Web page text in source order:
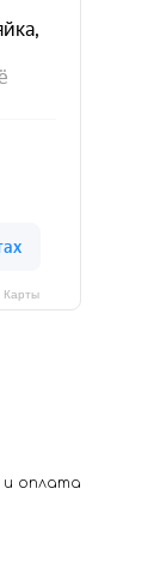
Карты
оплата